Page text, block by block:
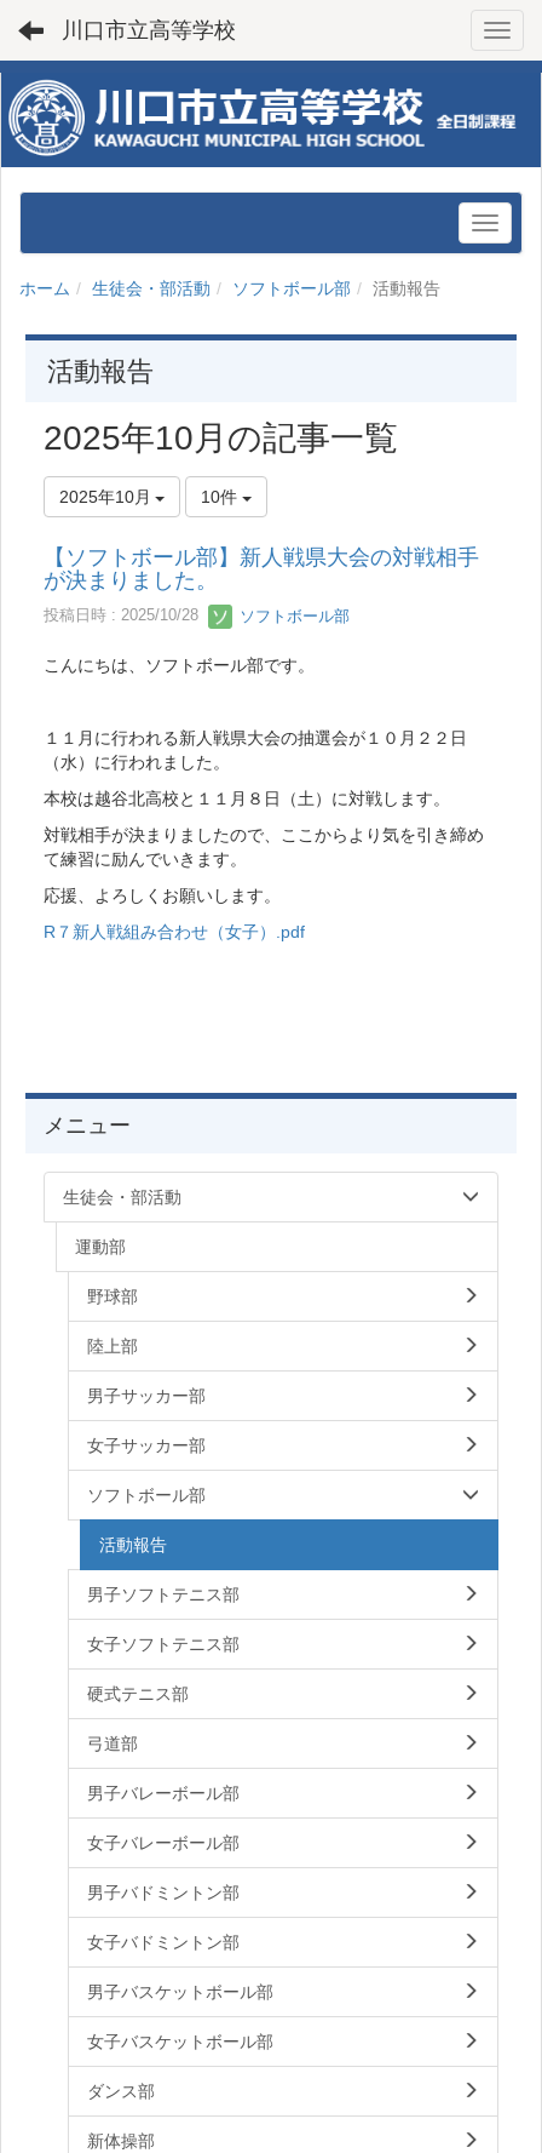
川口市立高等学校
ホーム 生徒会・部活動 ソフトボール部 活動報告
活動報告
2025年10月の記事一覧
2025年10月 10件
【ソフトボール部】新人戦県大会の対戦相手
が決まりました。
投稿日時 : 2025/10/28 ソフトボール部
こんにちは、ソフトボール部です。
１１月に行われる新人戦県大会の抽選会が１０月２２日
（水）に行われました。
本校は越谷北高校と１１月８日（土）に対戦します。
対戦相手が決まりましたので、ここからより気を引き締め
て練習に励んでいきます。
応援、よろしくお願いします。
R７新人戦組み合わせ（女子）.pdf
メニュー
生徒会・部活動
運動部
野球部
陸上部
男子サッカー部
女子サッカー部
ソフトボール部
活動報告
男子ソフトテニス部
女子ソフトテニス部
硬式テニス部
弓道部
男子バレーボール部
女子バレーボール部
男子バドミントン部
女子バドミントン部
男子バスケットボール部
女子バスケットボール部
ダンス部
新体操部